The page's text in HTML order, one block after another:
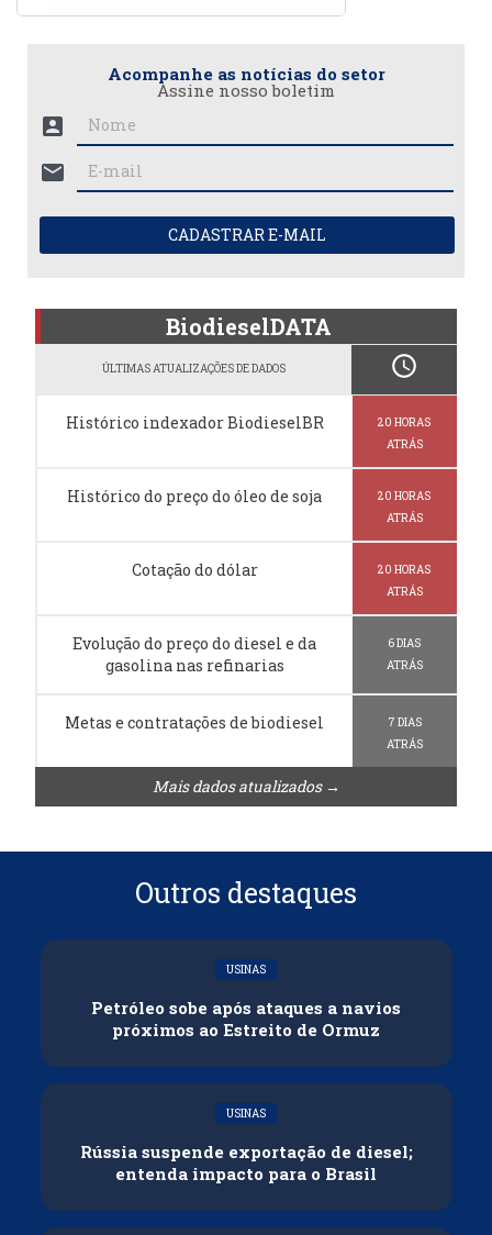
Acompanhe as notícias do setor
Assine nosso boletim
account_box
mail
CADASTRAR E-MAIL
BiodieselDATA
ÚLTIMAS ATUALIZAÇÕES DE DADOS schedule
Histórico indexador BiodieselBR
20 HORAS
ATRÁS
Histórico do preço do óleo de soja
20 HORAS
ATRÁS
Cotação do dólar
20 HORAS
ATRÁS
Evolução do preço do diesel e da
gasolina nas refinarias
6 DIAS
ATRÁS
Metas e contratações de biodiesel
7 DIAS
ATRÁS
Mais dados atualizados →
Outros destaques
USINAS
Petróleo sobe após ataques a navios
próximos ao Estreito de Ormuz
USINAS
Rússia suspende exportação de diesel;
entenda impacto para o Brasil